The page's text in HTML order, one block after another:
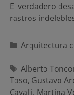
El verdadero
rastros
Categorías
Arquitectura
Etiquetas
Alberto
Toso, Gustavo
Cavalli, Martina